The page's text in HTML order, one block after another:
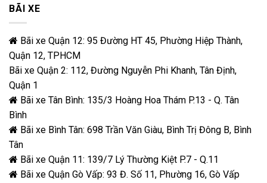
BÃI XE
Bãi xe Quận 12: 95 Đường HT 45, Phường Hiệp Thành,
Quận 12, TPHCM
Bãi xe Quận 2: 112, Đường Nguyễn Phi Khanh, Tân Định,
Quận 1
Bãi xe Tân Bình: 135/3 Hoàng Hoa Thám P.13 - Q. Tân
Bình
Bãi xe Bình Tân: 698 Trần Văn Giàu, Bình Trị Đông B, Bình
Tân
Bãi xe Quận 11: 139/7 Lý Thường Kiệt P.7 - Q.11
Bãi xe Quận Gò Vấp: 93 Đ. Số 11, Phường 16, Gò Vấp